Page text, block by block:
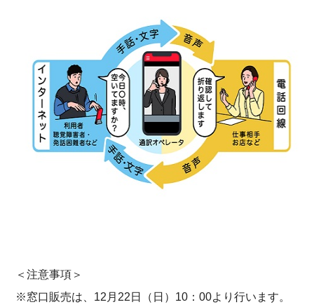
＜注意事項＞
※窓口販売は、12月22日（日）10：00より行います。